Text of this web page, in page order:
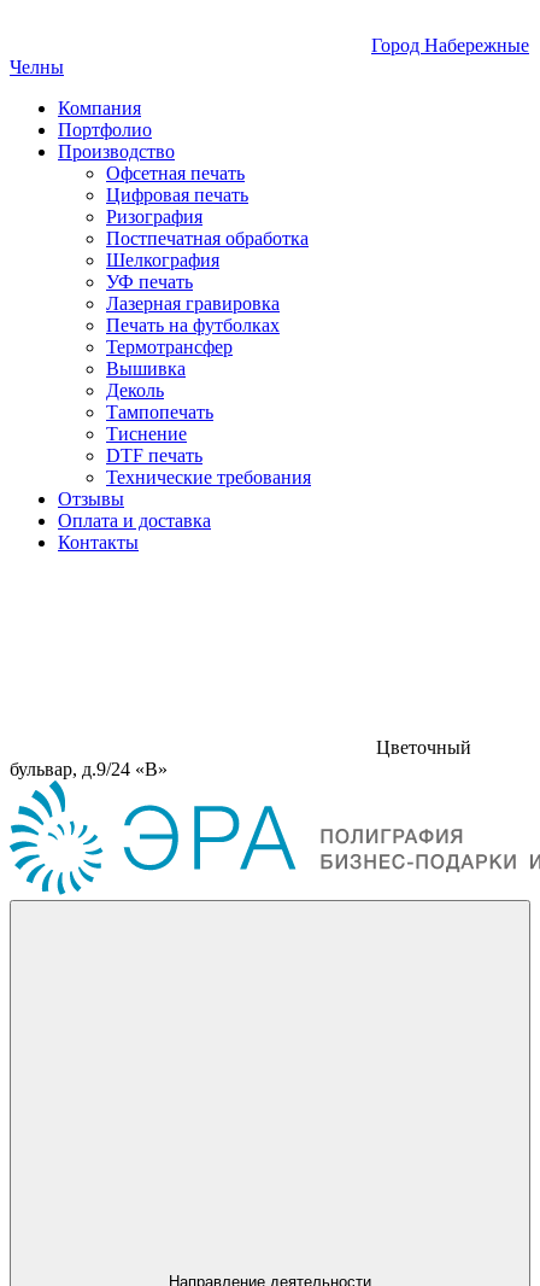
Город Набережные
Челны
Компания
Портфолио
Производство
Офсетная печать
Цифровая печать
Ризография
Постпечатная обработка
Шелкография
УФ печать
Лазерная гравировка
Печать на футболках
Термотрансфер
Вышивка
Деколь
Тампопечать
Тиснение
DTF печать
Технические требования
Отзывы
Оплата и доставка
Контакты
Цветочный
бульвар, д.9/24 «В»
Направление деятельности